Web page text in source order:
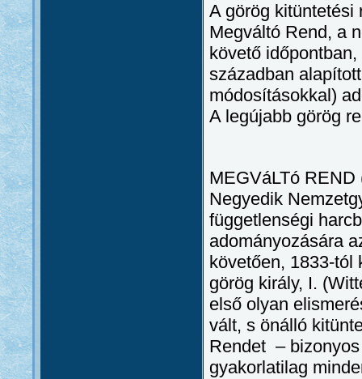
A görög kitüntetési
Megváltó Rend, a
követő
században
módosításokkal)
A legújabb görög
MEGVáLTó
Negyedik
függetlenségi
adományozására
követően, 1833-tól
görög király, I.
első olyan
vált, s önálló
Rendet –
gyakorlatilag